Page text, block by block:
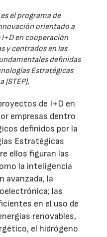
el programa de
orientado a
en cooperación
y centrados en las
definidas
Estratégicas
(STEP).
de I+D en
empresas dentro
definidos por la
Estratégicas
ellos figuran las
la inteligencia
avanzada, la
las
en el uso de
renovables,
el hidrógeno